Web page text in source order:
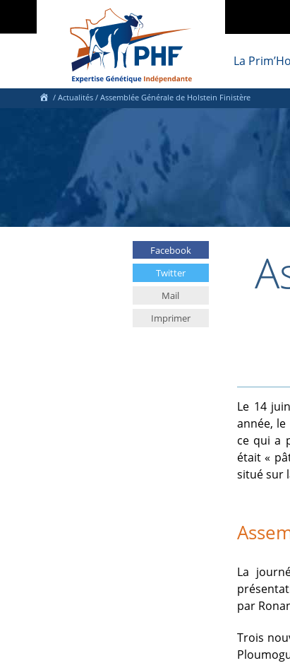
La
/ Actualités / Assemblée Générale de Holstein Finistère
Facebook
Twitter
Mail
Imprimer
Le 14
année,
ce qui a
était «
situé sur
La
par
Trois